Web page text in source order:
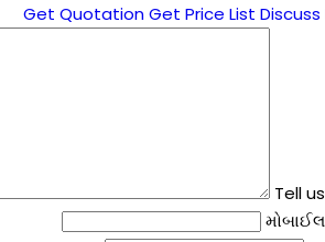
Get Quotation Get Price List
Tell